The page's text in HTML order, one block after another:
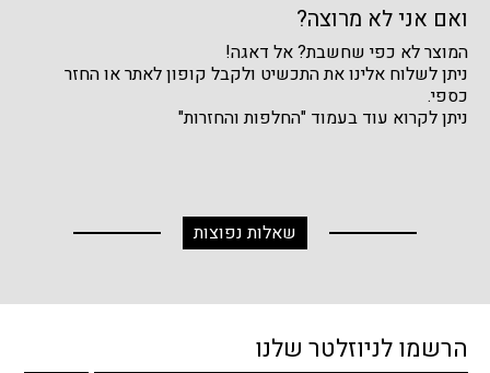
ואם אני לא מרוצה?
המוצר לא כפי שחשבת? אל דאגה!
ניתן לשלוח אלינו את התכשיט ולקבל קופון לאתר או החזר
כספי.
ניתן לקרוא עוד בעמוד "החלפות והחזרות"
שאלות נפוצות
הרשמו לניוזלטר שלנו